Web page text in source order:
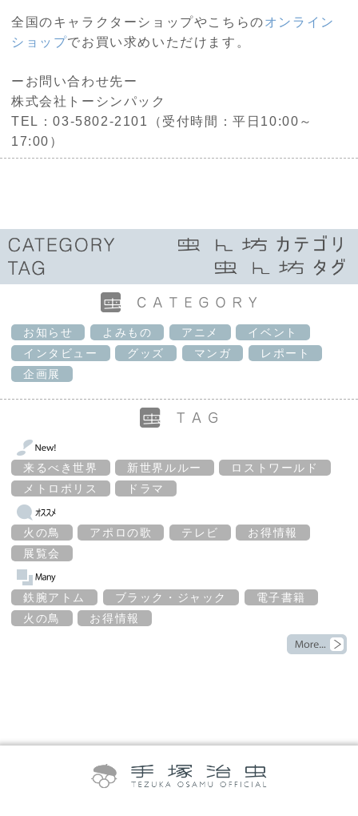
全国のキャラクターショップやこちらのオンライン
ショップでお買い求めいただけます。
ーお問い合わせ先ー
株式会社トーシンパック
TEL：03-5802-2101（受付時間：平日10:00～
17:00）
お知らせ よみもの アニメ
イベント
インタビュー
グッズ マンガ
レポート
企画展
来るべき世界 新世界ルルー
ロストワールド
メトロポリス
ドラマ
火の鳥 アポロの歌 テレビ
お得情報
展覧会
鉄腕アトム ブラック・ジャック
電子書籍
火の鳥
お得情報